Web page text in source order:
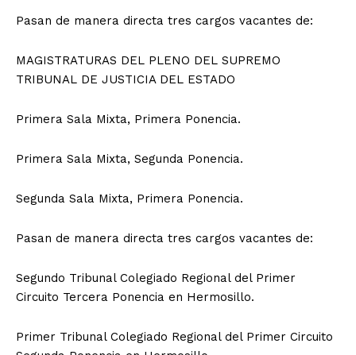
Pasan de manera directa tres cargos vacantes de:
MAGISTRATURAS DEL PLENO DEL SUPREMO
TRIBUNAL DE JUSTICIA DEL ESTADO
Primera Sala Mixta, Primera Ponencia.
Primera Sala Mixta, Segunda Ponencia.
Segunda Sala Mixta, Primera Ponencia.
Pasan de manera directa tres cargos vacantes de:
Segundo Tribunal Colegiado Regional del Primer
Circuito Tercera Ponencia en Hermosillo.
Primer Tribunal Colegiado Regional del Primer Circuito